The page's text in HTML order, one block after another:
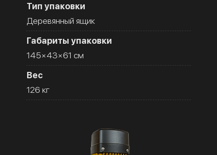
Тип упаковки
Деревянный ящик
Габариты упаковки
145×43×61 см
Вес
126 кг